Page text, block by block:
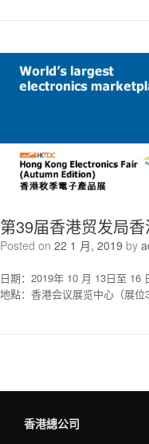
第39届香港贸发局
Posted on 22 1 月, 2019 by
日期：2019年 10 月 13日至 16
地點：香港会议展览中心（展位
香港總公司